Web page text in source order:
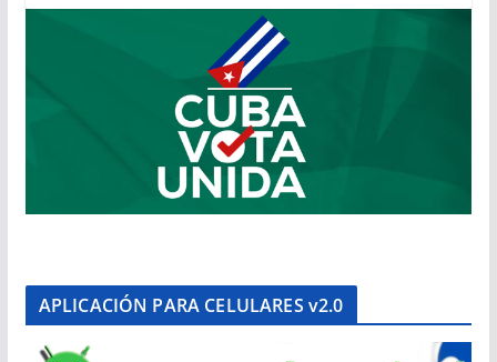
APLICACIÓN PARA CELULARES v2.0